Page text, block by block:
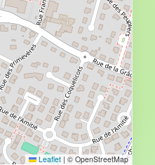
Leaflet | © OpenStreetMap